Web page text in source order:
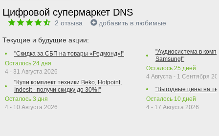
Цифровой супермаркет DNS
2 отзыва добавить в любимые
Текущие и будущие акции:
"Скидка за СБП на товары «Редмонд»!"
Осталось 24 дня
4 - 31 Августа 2026
"Купи комплект техники Beko, Hotpoint,
Indesit - получи скидку до 30%!"
Осталось 3 дня
4 - 10 Августа 2026
"Аудиосистема в
Samsung!"
Осталось 25 дней
4 Августа - 1 Сентября
"Выгодные цены на
Осталось 10 дней
4 - 17 Августа 2026